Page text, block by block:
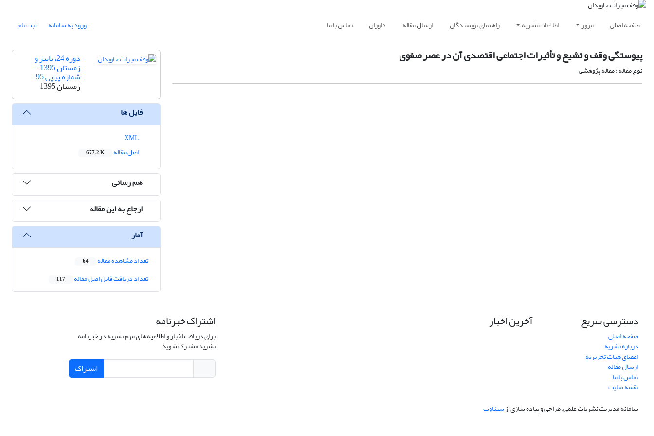
صفحه اصلی مرور اطلاعات نشریه راهنمای نویسندگان ارسال مقاله داوران تماس با ما ورود به سامانه ثبت نام
پیوستگی وقف و تشیع و تأثیرات اجتماعی اقتصدی آن در عصر صفوی
نوع مقاله : مقاله پژوهشی
دوره 24، پاییز و
زمستان 1395 -
شماره پیاپی 95
زمستان 1395
فایل ها
اصل مقاله
677.2 K
هم رسانی
ارجاع به این مقاله
آمار
تعداد مشاهده مقاله 64
تعداد دریافت فایل اصل مقاله 117
دسترسی سریع
صفحه اصلی
درباره نشریه
اعضای هیات تحریریه
ارسال مقاله
تماس با ما
نقشه سایت
آخرین اخبار اشتراک خبرنامه
برای دریافت اخبار و اطلاعیه های مهم نشریه در خبرنامه
نشریه مشترک شوید.
اشتراک
سامانه مدیریت نشریات علمی.طراحی و پیاده سازی ازسیناوب